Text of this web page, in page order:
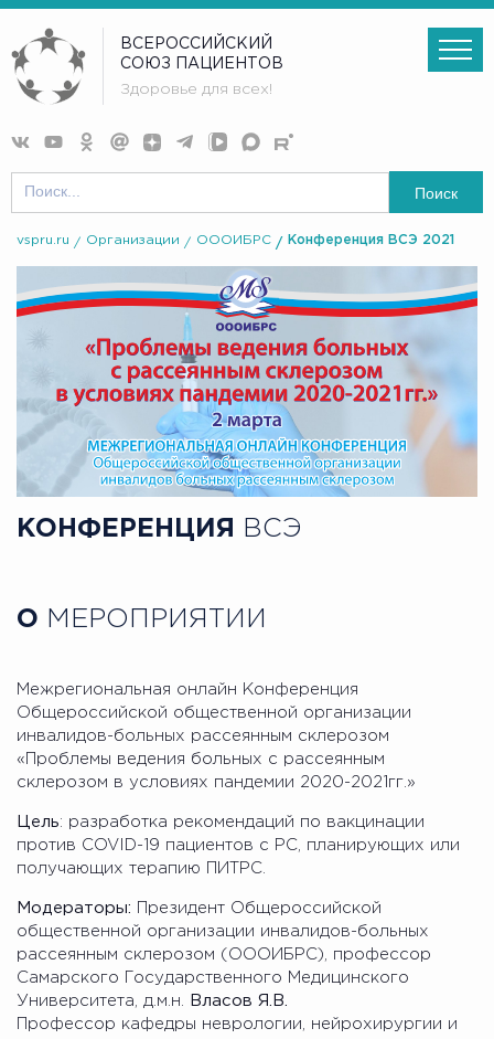
ВСЕРОССИЙСКИЙ
СОЮЗ ПАЦИЕНТОВ
Здоровье для всех!
Поиск
vspru.ru Организации ОООИБРС Конференция ВСЭ 2021
КОНФЕРЕНЦИЯ ВСЭ
О МЕРОПРИЯТИИ
Межрегиональная онлайн Конференция
Общероссийской общественной организации
инвалидов-больных рассеянным склерозом
«Проблемы ведения больных с рассеянным
склерозом в условиях пандемии 2020-2021гг.»
Цель: разработка рекомендаций по вакцинации
против COVID-19 пациентов с РС, планирующих или
получающих терапию ПИТРС.
Модераторы: Президент Общероссийской
общественной организации инвалидов-больных
рассеянным склерозом (ОООИБРС), профессор
Самарского Государственного Медицинского
Университета, д.м.н.
Власов Я.В.
Профессор кафедры неврологии, нейрохирургии и